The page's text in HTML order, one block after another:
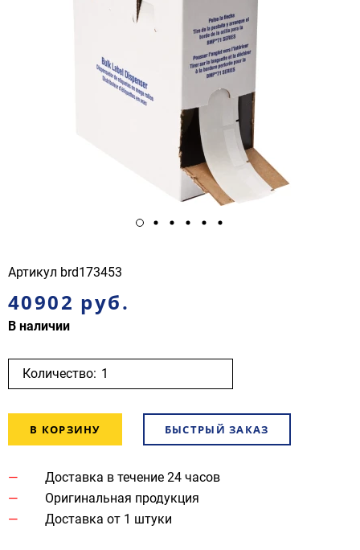
Артикул brd173453
40902 руб.
В наличии
Количество:
В КОРЗИНУ БЫСТРЫЙ ЗАКАЗ
Доставка в течение 24 часов
Оригинальная продукция
Доставка от 1 штуки